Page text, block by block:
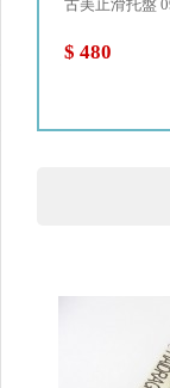
古美止滑托盤
$ 480